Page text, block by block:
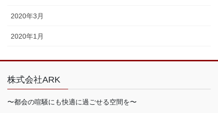
2020年3月
2020年1月
株式会社ARK
〜都会の喧騒にも快適に過ごせる空間を〜